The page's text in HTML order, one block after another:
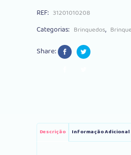
Kikkaboo
quantity
REF: 31201010208
Categorias: Brinquedos,
Share:
Descrição Informação Adicional